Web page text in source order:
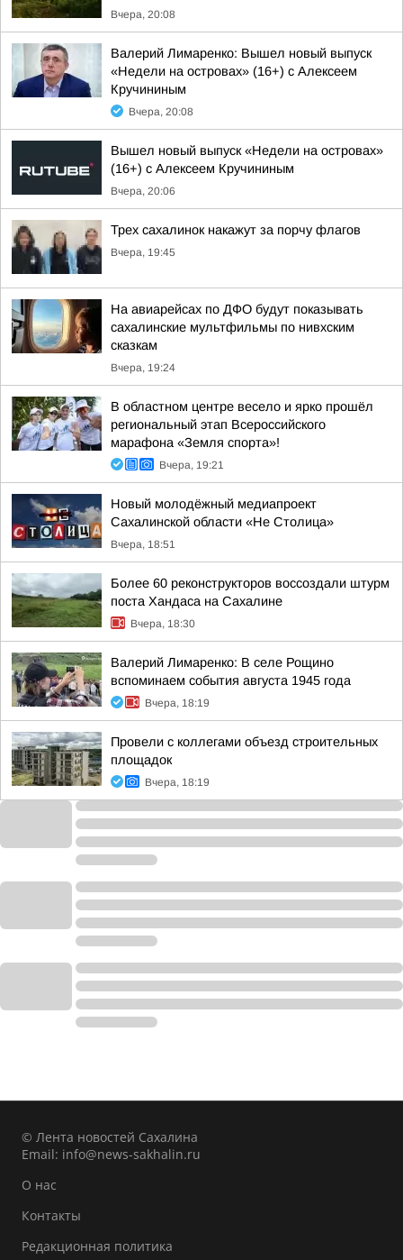
Вчера, 20:08
Валерий Лимаренко: Вышел новый выпуск
«Недели на островах» (16+) с Алексеем
Кручининым
Вчера, 20:08
Вышел новый выпуск «Недели на островах»
(16+) с Алексеем Кручининым
Вчера, 20:06
Трех сахалинок накажут за порчу флагов
Вчера, 19:45
На авиарейсах по ДФО будут показывать
сахалинские мультфильмы по нивхским
сказкам
Вчера, 19:24
В областном центре весело и ярко прошёл
региональный этап Всероссийского
марафона «Земля спорта»!
Вчера, 19:21
Новый молодёжный медиапроект
Сахалинской области «Не Столица»
Вчера, 18:51
Более 60 реконструкторов воссоздали штурм
поста Хандаса на Сахалине
Вчера, 18:30
Валерий Лимаренко: В селе Рощино
вспоминаем события августа 1945 года
Вчера, 18:19
Провели с коллегами объезд строительных
площадок
Вчера, 18:19
© Лента новостей Сахалина
Email: info@news-sakhalin.ru
О нас
Контакты
Редакционная политика